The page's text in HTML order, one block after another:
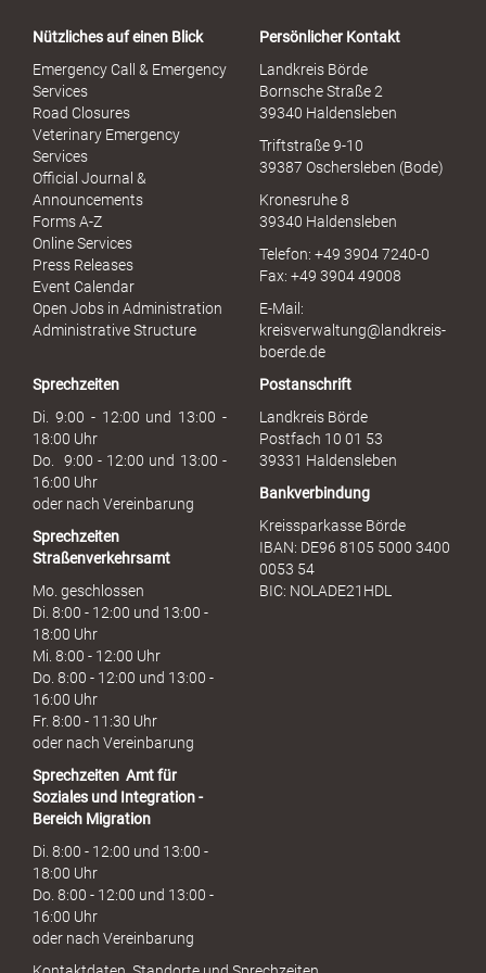
u
h
Nützliches auf einen Blick
Emergency Call & Emergency
Services
Road Closures
Veterinary Emergency
Services
Official Journal &
Announcements
Forms A-Z
Online Services
Press Releases
Event Calendar
Open Jobs in Administration
Administrative Structure
Persönlicher Kontakt
Landkreis Börde
Bornsche Straße 2
39340 Haldensleben
Triftstraße 9-10
39387 Oschersleben (Bode)
Kronesruhe 8
39340 Haldensleben
Telefon: +49 3904 7240-0
Fax: +49 3904 49008
E-Mail:
kreisverwaltung@landkreis-
boerde.de
Sprechzeiten
Di. 9:00 - 12:00 und 13:00 -
18:00 Uhr
Do. 9:00 - 12:00 und 13:00 -
16:00 Uhr
oder nach Vereinbarung
Sprechzeiten
Straßenverkehrsamt
Mo. geschlossen
Di. 8:00 - 12:00 und 13:00 -
18:00 Uhr
Mi. 8:00 - 12:00 Uhr
Do. 8:00 - 12:00 und 13:00 -
16:00 Uhr
Fr. 8:00 - 11:30 Uhr
oder nach Vereinbarung
Sprechzeiten Amt für
Soziales und Integration -
Bereich Migration
Di. 8:00 - 12:00 und 13:00 -
18:00 Uhr
Do. 8:00 - 12:00 und 13:00 -
16:00 Uhr
oder nach Vereinbarung
Postanschrift
Landkreis Börde
Postfach 10 01 53
39331 Haldensleben
Bankverbindung
Kreissparkasse Börde
IBAN: DE96 8105 5000 3400
0053 54
BIC: NOLADE21HDL